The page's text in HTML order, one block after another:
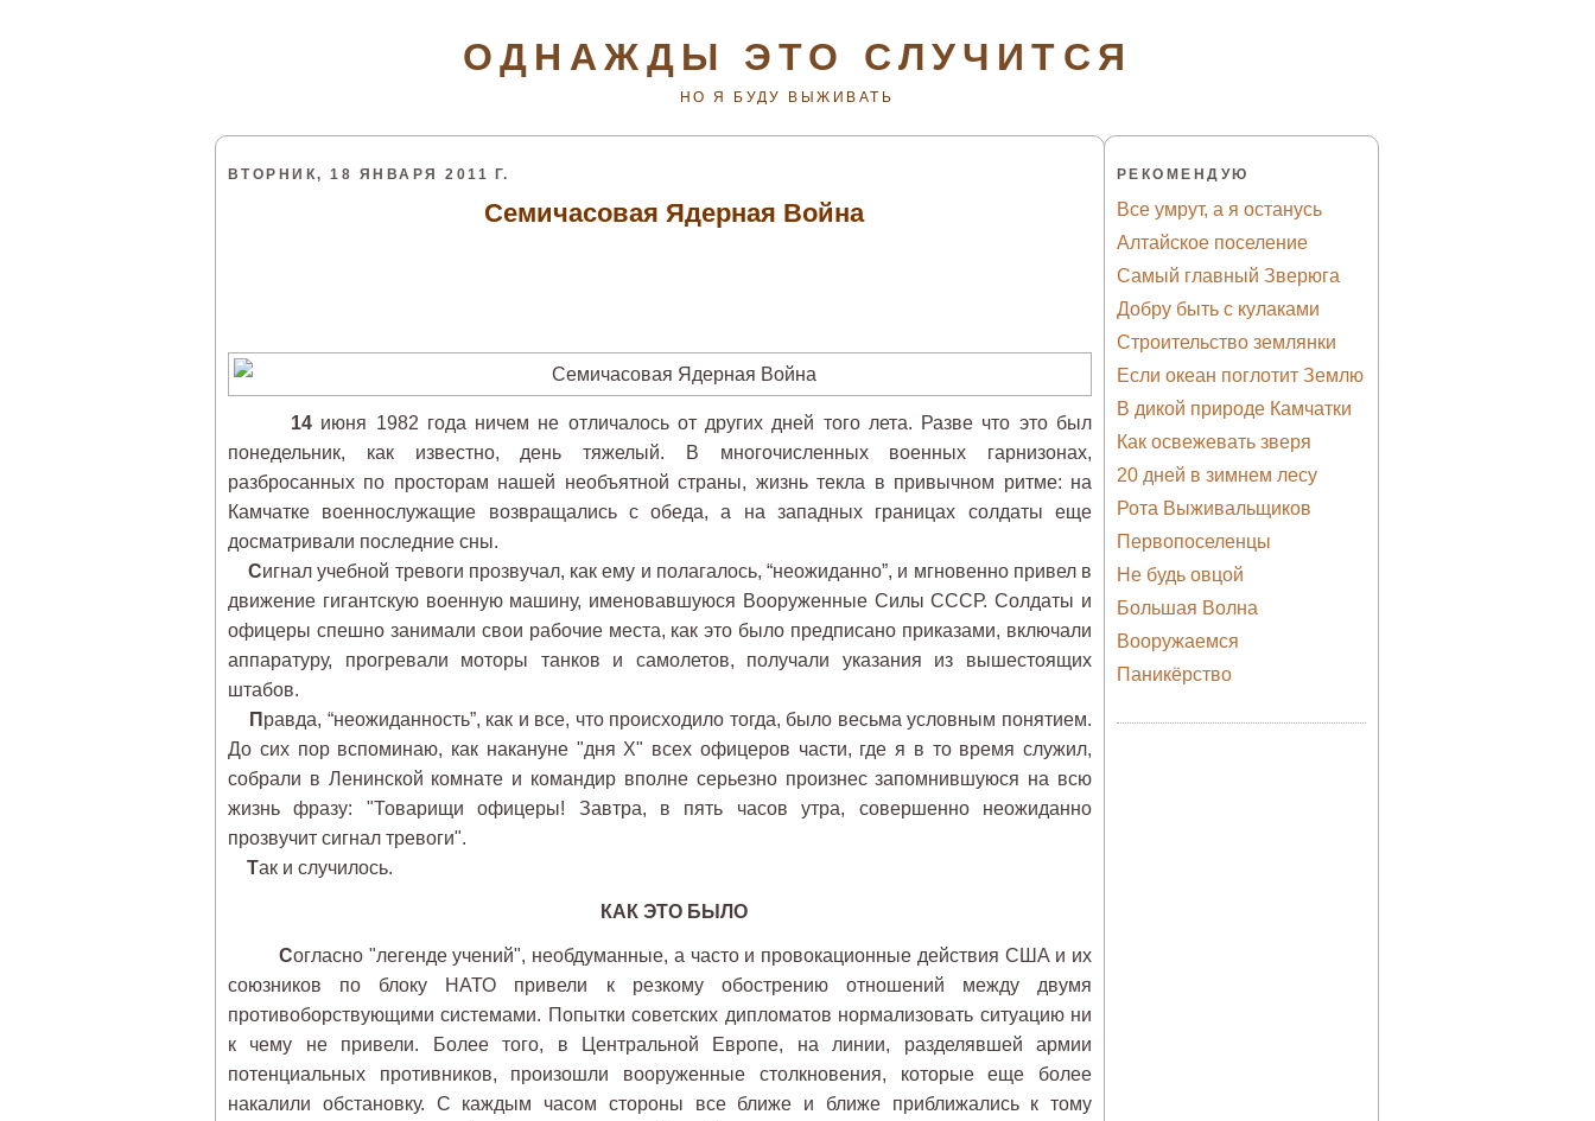
ОДНАЖДЫ ЭТО СЛУЧИТСЯ
НО Я БУДУ ВЫЖИВАТЬ
ВТОРНИК, 18 ЯНВАРЯ 2011 Г.
Семичасовая Ядерная Война
14 июня 1982 года ничем не отличалось от других дней того лета. Разве что это был
понедельник, как известно, день тяжелый. В многочисленных военных гарнизонах,
разбросанных по просторам нашей необъятной страны, жизнь текла в привычном ритме: на
Камчатке военнослужащие возвращались с обеда, а на западных границах солдаты еще
досматривали последние сны.
Сигнал учебной тревоги прозвучал, как ему и полагалось, “неожиданно”, и мгновенно привел в
движение гигантскую военную машину, именовавшуюся Вооруженные Силы СССР. Солдаты и
офицеры спешно занимали свои рабочие места, как это было предписано приказами, включали
аппаратуру, прогревали моторы танков и самолетов, получали указания из вышестоящих
штабов.
П равда, “неожиданность”, как и все, что происходило тогда, было весьма условным понятием.
До сих пор вспоминаю, как накануне "дня Х" всех офицеров части, где я в то время служил,
собрали в Ленинской комнате и командир вполне серьезно произнес запомнившуюся на всю
жизнь фразу: "Товарищи офицеры! Завтра, в пять часов утра, совершенно неожиданно
прозвучит сигнал тревоги".
Так и случилось.
КАК ЭТО БЫЛО
Согласно "легенде учений", необдуманные, а часто и провокационные действия США и их
союзников по блоку НАТО привели к резкому обострению отношений между двумя
противоборствующими системами. Попытки советских дипломатов нормализовать ситуацию ни
к чему не привели. Более того, в Центральной Европе, на линии, разделявшей армии
потенциальных противников, произошли вооруженные столкновения, которые еще более
накалили обстановку. С каждым часом стороны все ближе и ближе приближались к тому
РЕКОМЕНДУЮ
Все умрут, а я останусь
Алтайское поселение
Самый главный Зверюга
Добру быть с кулаками
Строительство землянки
Если океан поглотит Землю
В дикой природе Камчатки
Как освежевать зверя
20 дней в зимнем лесу
Рота Выживальщиков
Первопоселенцы
Не будь овцой
Большая Волна
Вооружаемся
Паникёрство